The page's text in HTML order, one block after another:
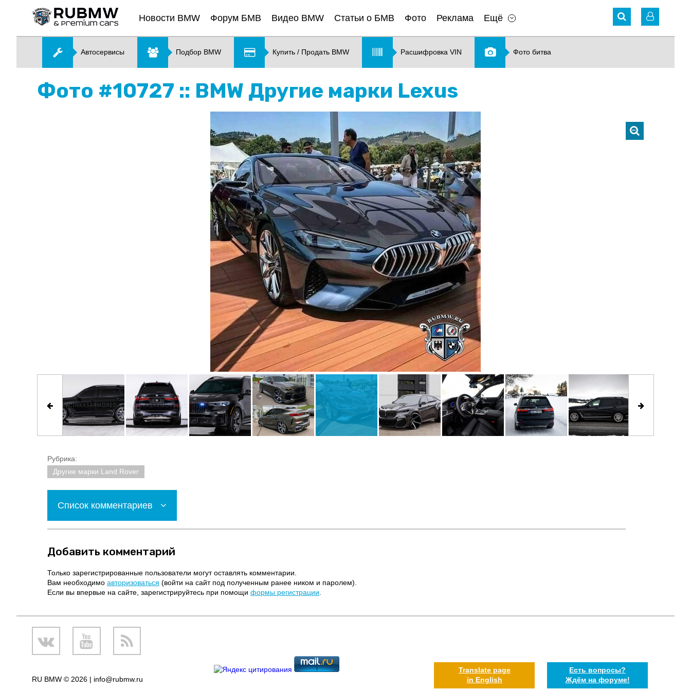
Новости BMW Форум БМВ Видео BMW Статьи о БМВ Фото Реклама Ещё
Автосервисы Подбор BMW Купить / Продать BMW Расшифровка VIN Фото битва
Фото #10727 :: BMW Другие марки Lexus
Рубрика:
Другие марки Land Rover
Список комментариев
Добавить комментарий
Только зарегистрированные пользователи могут оставлять комментарии.
Вам необходимо авторизоваться (войти на сайт под полученным ранее ником и паролем).
Если вы впервые на сайте, зарегистрируйтесь при помощи формы регистрации
Translate page
in English
Есть вопросы?
Ждём на форуме!
RU BMW © 2026 | info@rubmw.ru